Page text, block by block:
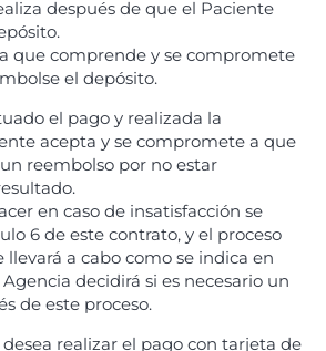
después de que el Paciente
que comprende y se compromete
el depósito.
el pago y realizada la
acepta y se compromete a que
reembolso por no estar
en caso de insatisfacción se
6 de este contrato, y el proceso
llevará a cabo como se indica en
decidirá si es necesario un
de este proceso.
realizar el pago con tarjeta de